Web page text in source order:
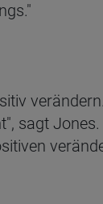
sagt